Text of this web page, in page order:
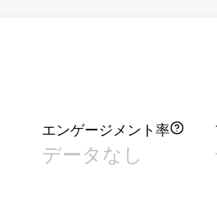
エンゲージメント率
データなし